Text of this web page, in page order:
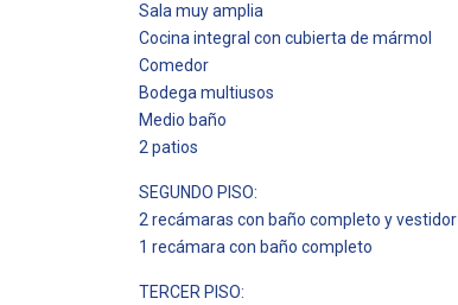
Sala muy amplia
Cocina integral con cubierta de mármol
Comedor
Bodega multiusos
Medio baño
2 patios
SEGUNDO PISO:
2 recámaras con baño completo y vestidor
1 recámara con baño completo
TERCER PISO: